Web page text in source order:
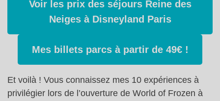
Voir les prix des séjours Reine des
Neiges à Disneyland Paris
Mes billets parcs à partir de 49€ !
Et voilà ! Vous connaissez mes 10 expériences à
privilégier lors de l’ouverture de World of Frozen à